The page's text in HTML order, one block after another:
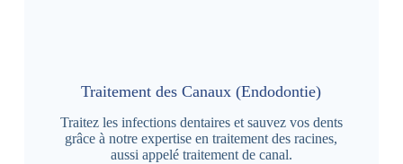
Traitement des Canaux (Endodontie)
Traitez les infections dentaires et sauvez vos dents
grâce à notre expertise en traitement des racines,
aussi appelé traitement de canal.